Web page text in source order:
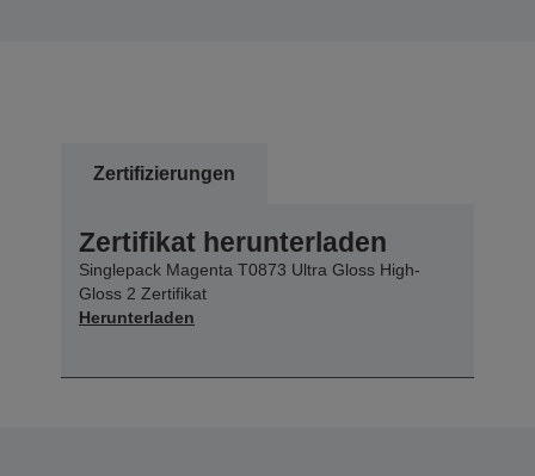
Zertifizierungen
Zertifikat herunterladen
Singlepack Magenta T0873 Ultra Gloss High-
Gloss 2 Zertifikat
Herunterladen